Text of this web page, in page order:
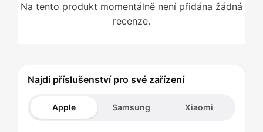
Na tento produkt momentálně není přidána žádná
recenze.
Najdi příslušenství pro své zařízení
Apple Samsung Xiaomi